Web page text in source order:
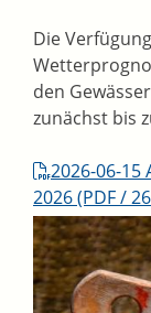
Die
den
zunächst bis
2026-06-
2026(PDF /